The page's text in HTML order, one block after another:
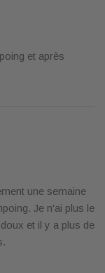
et après
une semaine
Je n'ai plus le
et il y a plus de